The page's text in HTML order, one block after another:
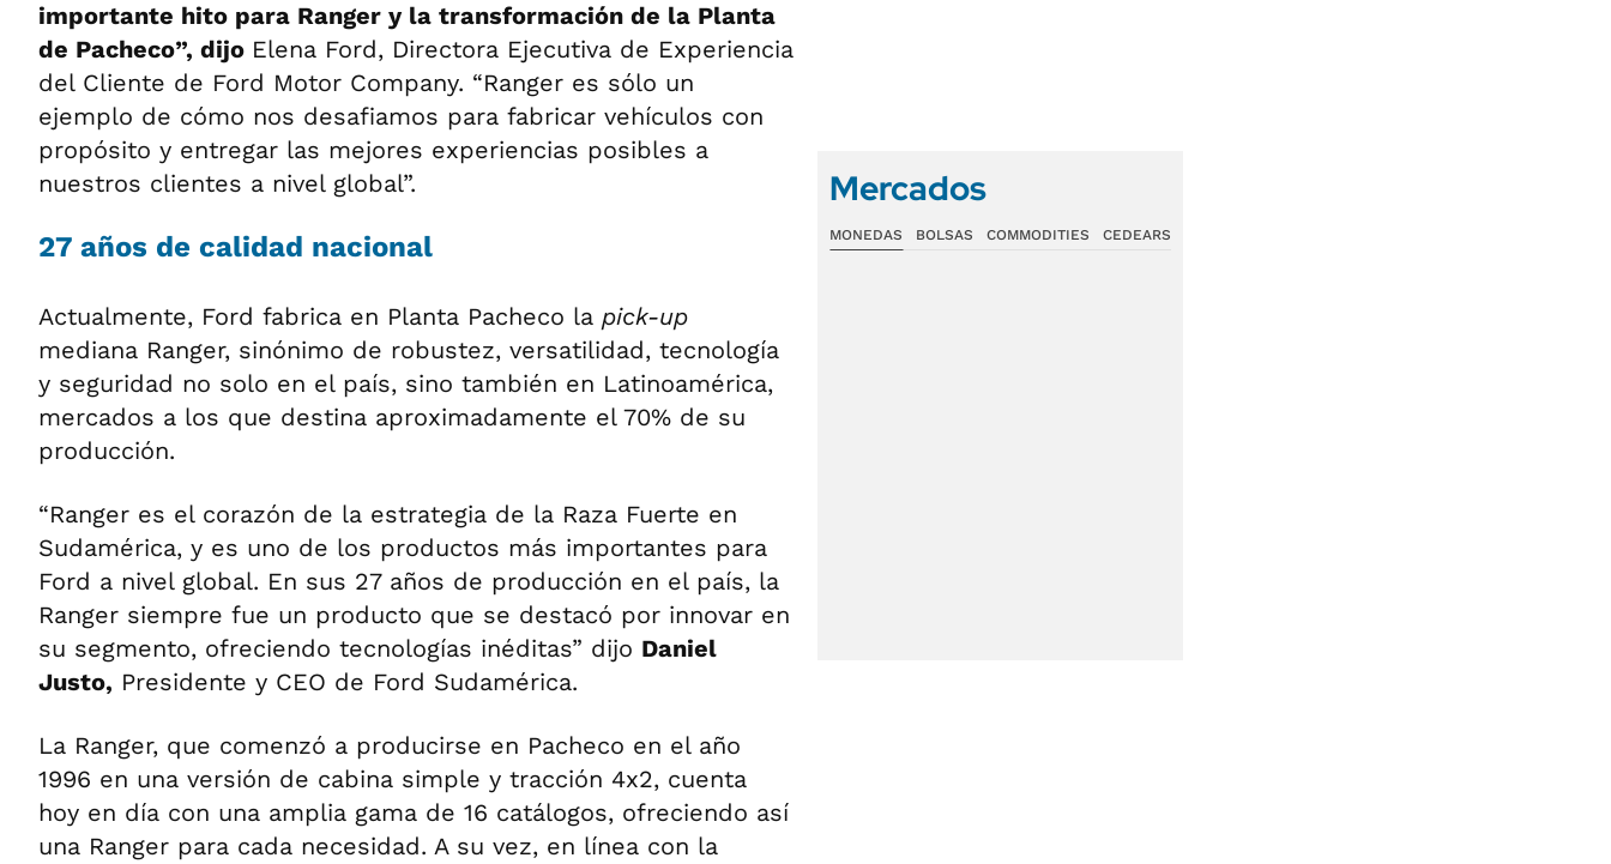
importante hito para Ranger y la transformación de la Planta
de Pacheco”, dijo Elena Ford, Directora Ejecutiva de Experiencia
del Cliente de Ford Motor Company. “Ranger es sólo un
ejemplo de cómo nos desafiamos para fabricar vehículos con
propósito y entregar las mejores experiencias posibles a
nuestros clientes a nivel global”.
27 años de calidad nacional
Actualmente, Ford fabrica en Planta Pacheco la pick-up
mediana Ranger, sinónimo de robustez, versatilidad, tecnología
y seguridad no solo en el país, sino también en Latinoamérica,
mercados a los que destina aproximadamente el 70% de su
producción.
“Ranger es el corazón de la estrategia de la Raza Fuerte en
Sudamérica, y es uno de los productos más importantes para
Ford a nivel global. En sus 27 años de producción en el país, la
Ranger siempre fue un producto que se destacó por innovar en
su segmento, ofreciendo tecnologías inéditas” dijo Daniel
Justo, Presidente y CEO de Ford Sudamérica.
La Ranger, que comenzó a producirse en Pacheco en el año
1996 en una versión de cabina simple y tracción 4x2, cuenta
hoy en día con una amplia gama de 16 catálogos, ofreciendo así
una Ranger para cada necesidad. A su vez, en línea con la
Mercados
MONEDAS BOLSAS COMMODITIES CEDEARS